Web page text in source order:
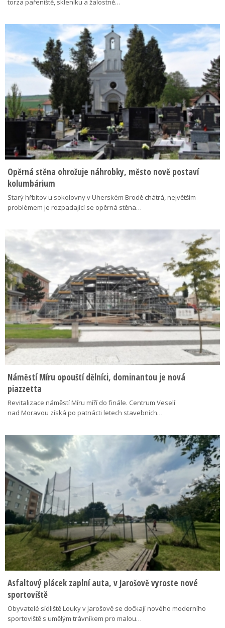
torza pařeniště, skleníku a žalostně…
Opěrná stěna ohrožuje náhrobky, město nově postaví
kolumbárium
Starý hřbitov u sokolovny v Uherském Brodě chátrá, největším
problémem je rozpadající se opěrná stěna…
Náměstí Míru opouští dělníci, dominantou je nová
piazzetta
Revitalizace náměstí Míru míří do finále. Centrum Veselí
nad Moravou získá po patnácti letech stavebních…
Asfaltový plácek zaplní auta, v Jarošově vyroste nové
sportoviště
Obyvatelé sídliště Louky v Jarošově se dočkají nového moderního
sportoviště s umělým trávníkem pro malou…